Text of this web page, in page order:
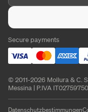
Secure payments
© 2011-2026 Mollura & C.
Messina | P.IVA
Datenschutzbestimmungen